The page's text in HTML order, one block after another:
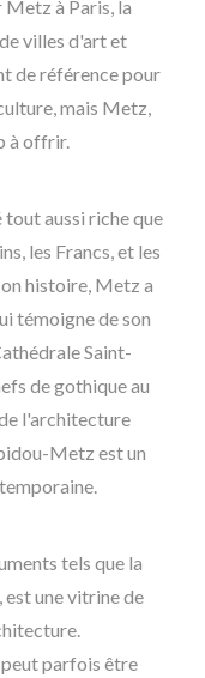
à Paris, la
villes d'art et
de référence pour
mais Metz,
à offrir.
aussi riche que
les Francs, et les
histoire, Metz a
témoigne de son
Saint-
de gothique au
l'architecture
Metz est un
tels que la
une vitrine de
parfois être